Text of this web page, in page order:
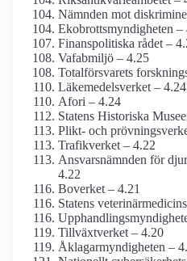
Nämnden mot
Ekobrotts­myndigheten –
Finanspolitiska rådet –
Vafabmiljö – 4.25
Total­försvarets
Läkemedels­verket – 4.24
Afori – 4.24
Statens Historiska
Plikt- och
Trafikverket – 4.22
Ansvarsnämnden för
4.22
Boverket – 4.21
Statens
Tillväxtverket – 4.20
Åklagar­myndigheten –